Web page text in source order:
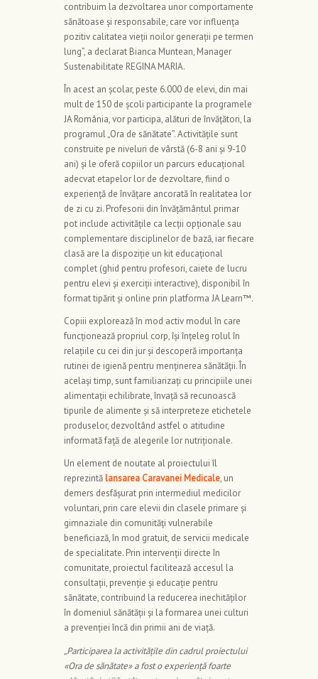
contribuim la dezvoltarea unor comportamente
sănătoase și responsabile, care vor influența
pozitiv calitatea vieții noilor generații pe termen
lung”, a declarat Bianca Muntean, Manager
Sustenabilitate REGINA MARIA.
În acest an școlar, peste 6.000 de elevi, din mai
mult de 150 de școli participante la programele
JA România, vor participa, alături de învățători, la
programul „Ora de sănătate”. Activitățile sunt
construite pe niveluri de vârstă (6-8 ani și 9-10
ani) și le oferă copiilor un parcurs educațional
adecvat etapelor lor de dezvoltare, fiind o
experiență de învățare ancorată în realitatea lor
de zi cu zi. Profesorii din învățământul primar
pot include activitățile ca lecții opționale sau
complementare disciplinelor de bază, iar fiecare
clasă are la dispoziție un kit educațional
complet (ghid pentru profesori, caiete de lucru
pentru elevi și exerciții interactive), disponibil în
format tipărit și online prin platforma JA Learn™.
Copiii explorează în mod activ modul în care
funcționează propriul corp, își înțeleg rolul în
relațiile cu cei din jur și descoperă importanța
rutinei de igienă pentru menținerea sănătății. În
același timp, sunt familiarizați cu principiile unei
alimentații echilibrate, învață să recunoască
tipurile de alimente și să interpreteze etichetele
produselor, dezvoltând astfel o atitudine
informată față de alegerile lor nutriționale.
Un element de noutate al proiectului îl
reprezintălansarea Caravanei Medicale, un
demers desfășurat prin intermediul medicilor
voluntari, prin care elevii din clasele primare și
gimnaziale din comunități vulnerabile
beneficiază, în mod gratuit, de servicii medicale
de specialitate. Prin intervenții directe în
comunitate, proiectul facilitează accesul la
consultații, prevenție și educație pentru
sănătate, contribuind la reducerea inechităților
în domeniul sănătății și la formarea unei culturi
a prevenției încă din primii ani de viață.
„Participarea la activitățile din cadrul proiectului
«Ora de sănătate»a fost o experiență foarte